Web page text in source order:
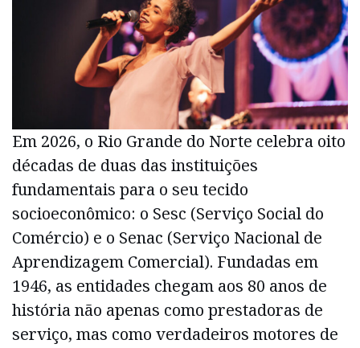
Em 2026, o Rio Grande do Norte celebra oito
décadas de duas das instituições
fundamentais para o seu tecido
socioeconômico: o Sesc (Serviço Social do
Comércio) e o Senac (Serviço Nacional de
Aprendizagem Comercial). Fundadas em
1946, as entidades chegam aos 80 anos de
história não apenas como prestadoras de
serviço, mas como verdadeiros motores de